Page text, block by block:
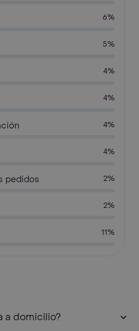
6%
5%
4%
4%
4%
4%
pedidos 2%
2%
11%
a domicilio?